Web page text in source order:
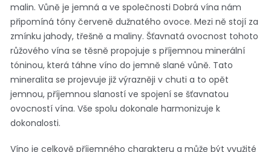
malin. Vůně je jemná a ve společnosti Dobrá vína nám
připomíná tóny červeně dužnatého ovoce. Mezi ně stojí za
zmínku jahody, třešně a maliny. Šťavnatá ovocnost tohoto
růžového vína se těsně propojuje s příjemnou minerální
tóninou, která táhne víno do jemně slané vůně. Tato
mineralita se projevuje již výrazněji v chuti a to opět
jemnou, příjemnou slaností ve spojení se šťavnatou
ovocností vína. Vše spolu dokonale harmonizuje k
dokonalosti.
Víno je celkově příjemného charakteru a může být využité